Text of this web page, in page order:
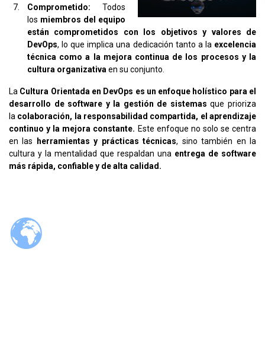
Comprometido: Todos
los miembros del equipo
están comprometidos con los objetivos y valores de
DevOps, lo que implica una dedicación tanto a la excelencia
técnica como a la mejora continua de los procesos y la
cultura organizativa en su conjunto.
La Cultura Orientada en DevOps es un enfoque holístico para el
desarrollo de software y la gestión de sistemas que prioriza
la colaboración, la responsabilidad compartida, el aprendizaje
continuo y la mejora constante. Este enfoque no solo se centra
en las herramientas y prácticas técnicas, sino también en la
cultura y la mentalidad que respaldan una entrega de software
más rápida, confiable y de alta calidad.